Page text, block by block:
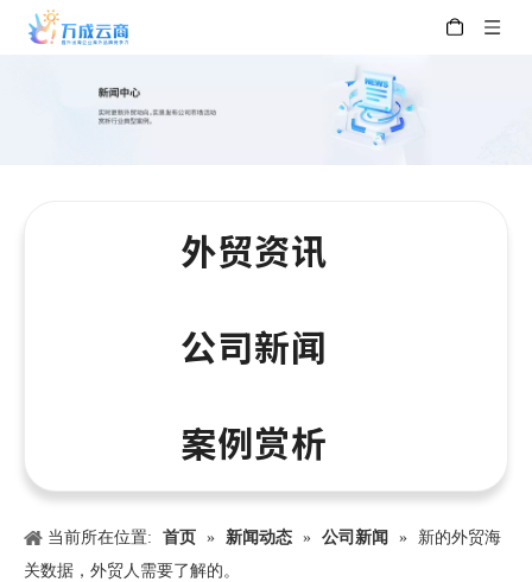
外贸资讯
公司新闻
案例赏析
当前所在位置: 首页 » 新闻动态 » 公司新闻 »
新的外贸海
关数据，外贸人需要了解的。